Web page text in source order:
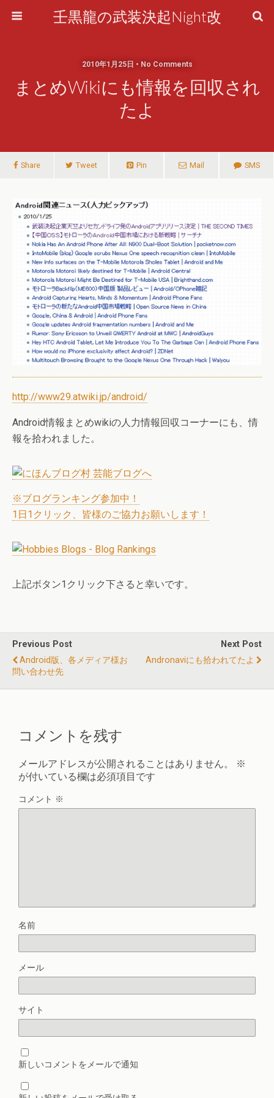
壬黒龍の武装決起Night改
2010年1月25日 • No Comments
まとめwikiにも情報を回収され
たよ
Share Tweet Pin Mail SMS
http://www29.atwiki.jp/android/
Android情報まとめwikiの人力情報回収コーナーにも、情
報を拾われました。
※ブログランキング参加中！
1日1クリック、皆様のご協力お願いします！
上記ボタン1クリック下さると幸いです。
Previous Post
Android版、各メディア様お
問い合わせ先
Next Post
Andronaviにも拾われてたよ
コメントを残す
メールアドレスが公開されることはありません。
※
が付いている欄は必須項目です
コメント ※
名前
メール
サイト
新しいコメントをメールで通知